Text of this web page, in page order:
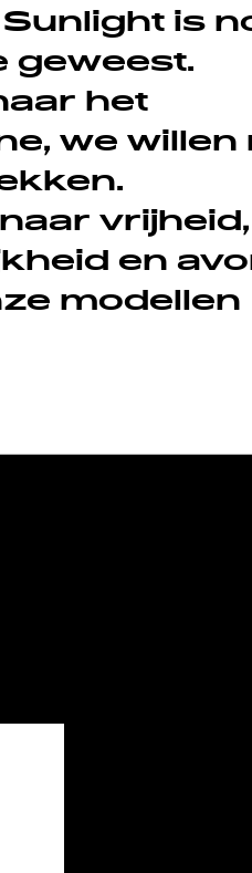
is
geweest.
het
we willen
vrijheid,
en
modellen